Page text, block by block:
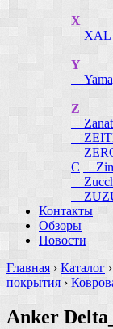
X
XAL
Y
Z
Zanat
C
Контакты
Обзоры
Новости
Главная › Каталог ›
покрытия ›
Anker